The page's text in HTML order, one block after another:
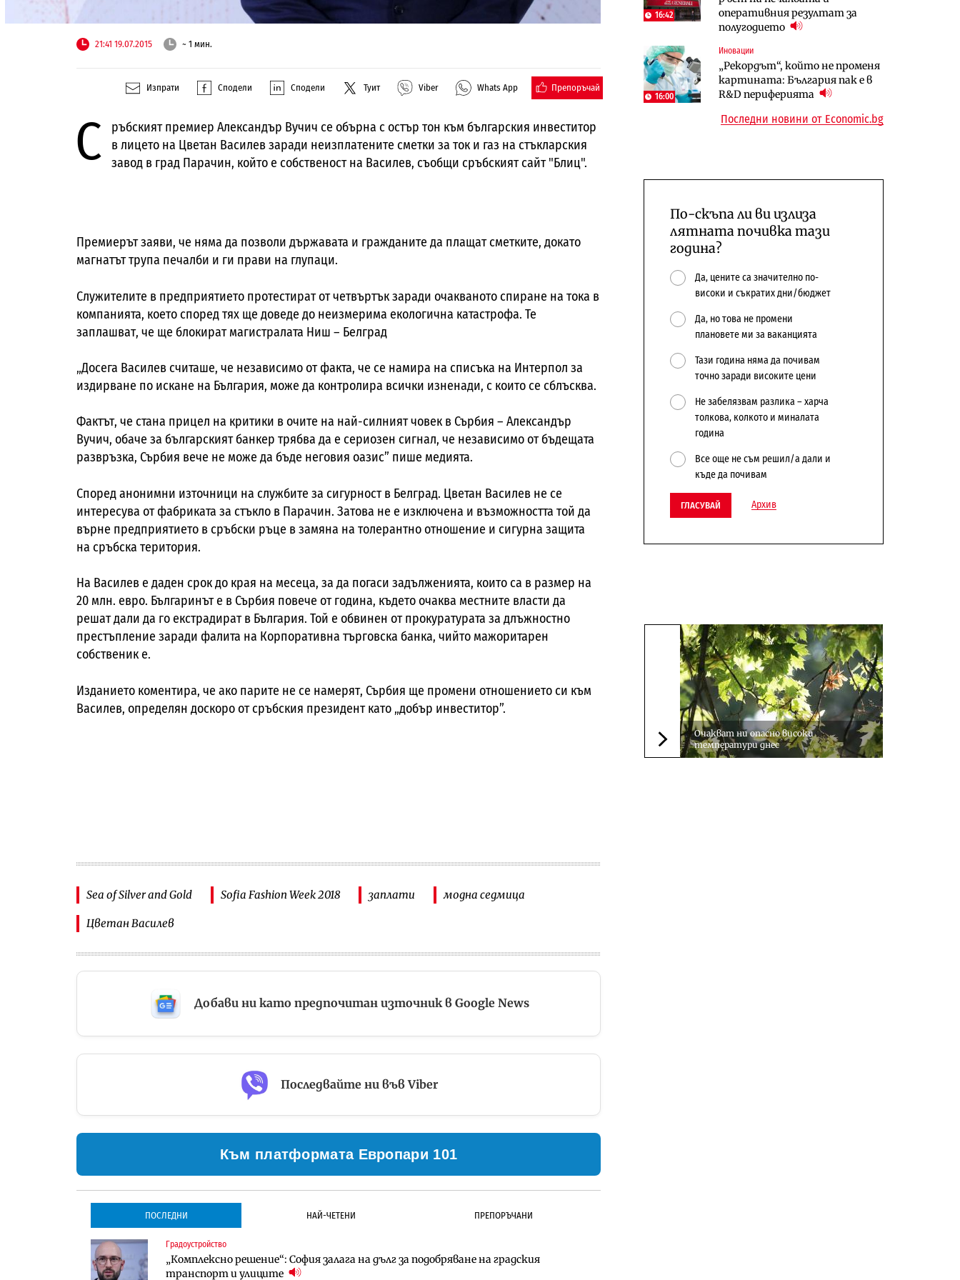
21:41 19.07.2015 ~ 1 мин.
Изпрати Сподели Сподели Туит Viber Whats App Препоръчай
С
ръбският премиер Александър Вучич се обърна с остър тон към българския инвеститор
в лицето на Цветан Василев заради неизплатените сметки за ток и газ на стъкларския
завод в град Парачин, който е собственост на Василев, съобщи сръбският сайт "Блиц".
Премиерът заяви, че няма да позволи държавата и гражданите да плащат сметките, докато
магнатът трупа печалби и ги прави на глупаци.
Служителите в предприятието протестират от четвъртък заради очакваното спиране на тока в
компанията, което според тях ще доведе до неизмерима екологична катастрофа. Те
заплашват, че ще блокират магистралата Ниш – Белград
„Досега Василев считаше, че независимо от факта, че се намира на списъка на Интерпол за
издирване по искане на България, може да контролира всички изненади, с които се сблъсква.
Фактът, че стана прицел на критики в очите на най-силният човек в Сърбия – Александър
Вучич, обаче за българският банкер трябва да е сериозен сигнал, че независимо от бъдещата
развръзка, Сърбия вече не може да бъде неговия оазис” пише медията.
Според анонимни източници на службите за сигурност в Белград. Цветан Василев не се
интересува от фабриката за стъкло в Парачин. Затова не е изключена и възможността той да
върне предприятието в сръбски ръце в замяна на толерантно отношение и сигурна защита
на сръбска територия.
На Василев е даден срок до края на месеца, за да погаси задълженията, които са в размер на
20 млн. евро. Българинът е в Сърбия повече от година, където очаква местните власти да
решат дали да го екстрадират в България. Той е обвинен от прокуратурата за длъжностно
престъпление заради фалита на Корпоративна търговска банка, чийто мажоритарен
собственик е.
Изданието коментира, че ако парите не се намерят, Сърбия ще промени отношението си към
Василев, определян доскоро от сръбския президент като „добър инвеститор”.
Sea of Silver and Gold Sofia Fashion Week 2018 заплати модна седмица
Цветан Василев
Добави ни като предпочитан източник в Google News
Последвайте ни във Viber
Към платформата Европари 101
ПОСЛЕДНИ НАЙ-ЧЕТЕНИ ПРЕПОРЪЧАНИ
Градоустройство
„Комплексно решение“: София залага на дълг за подобряване на градския
транспорт и улиците
Градоустройство
Столична община избра изпълнител за преместването на трамвайното
трасе по бул. „Скобелев“
Инфраструктура
Проектирането на тунела под Петрохан ще върви паралелно с екологичните
оценки
16:42
оперативния резултат за
полугодието
16:00
Иновации
„Рекордът“, който не променя
картината: България пак е в
R&D периферията
център в Доброславци
Трафикът толкова е намалял,
че големи медии обмислят да се
откажат напълно от Google
център в Доброславци
10:12
Държавният ТЕЦ „Марица
изток 2“ работи с 5 блока
Последни новини от Economic.bg
По-скъпа ли ви излиза
лятната почивка тази
година?
Да, цените са значително по-
високи и съкратих дни/бюджет
Да, но това не промени
плановете ми за ваканцията
Тази година няма да почивам
точно заради високите цени
Не забелязвам разлика – харча
толкова, колкото и миналата
година
Все още не съм решил/а дали и
къде да почивам
ГЛАСУВАЙ Архив
Следваща новина
Очакват ни опасно високи
температури днес